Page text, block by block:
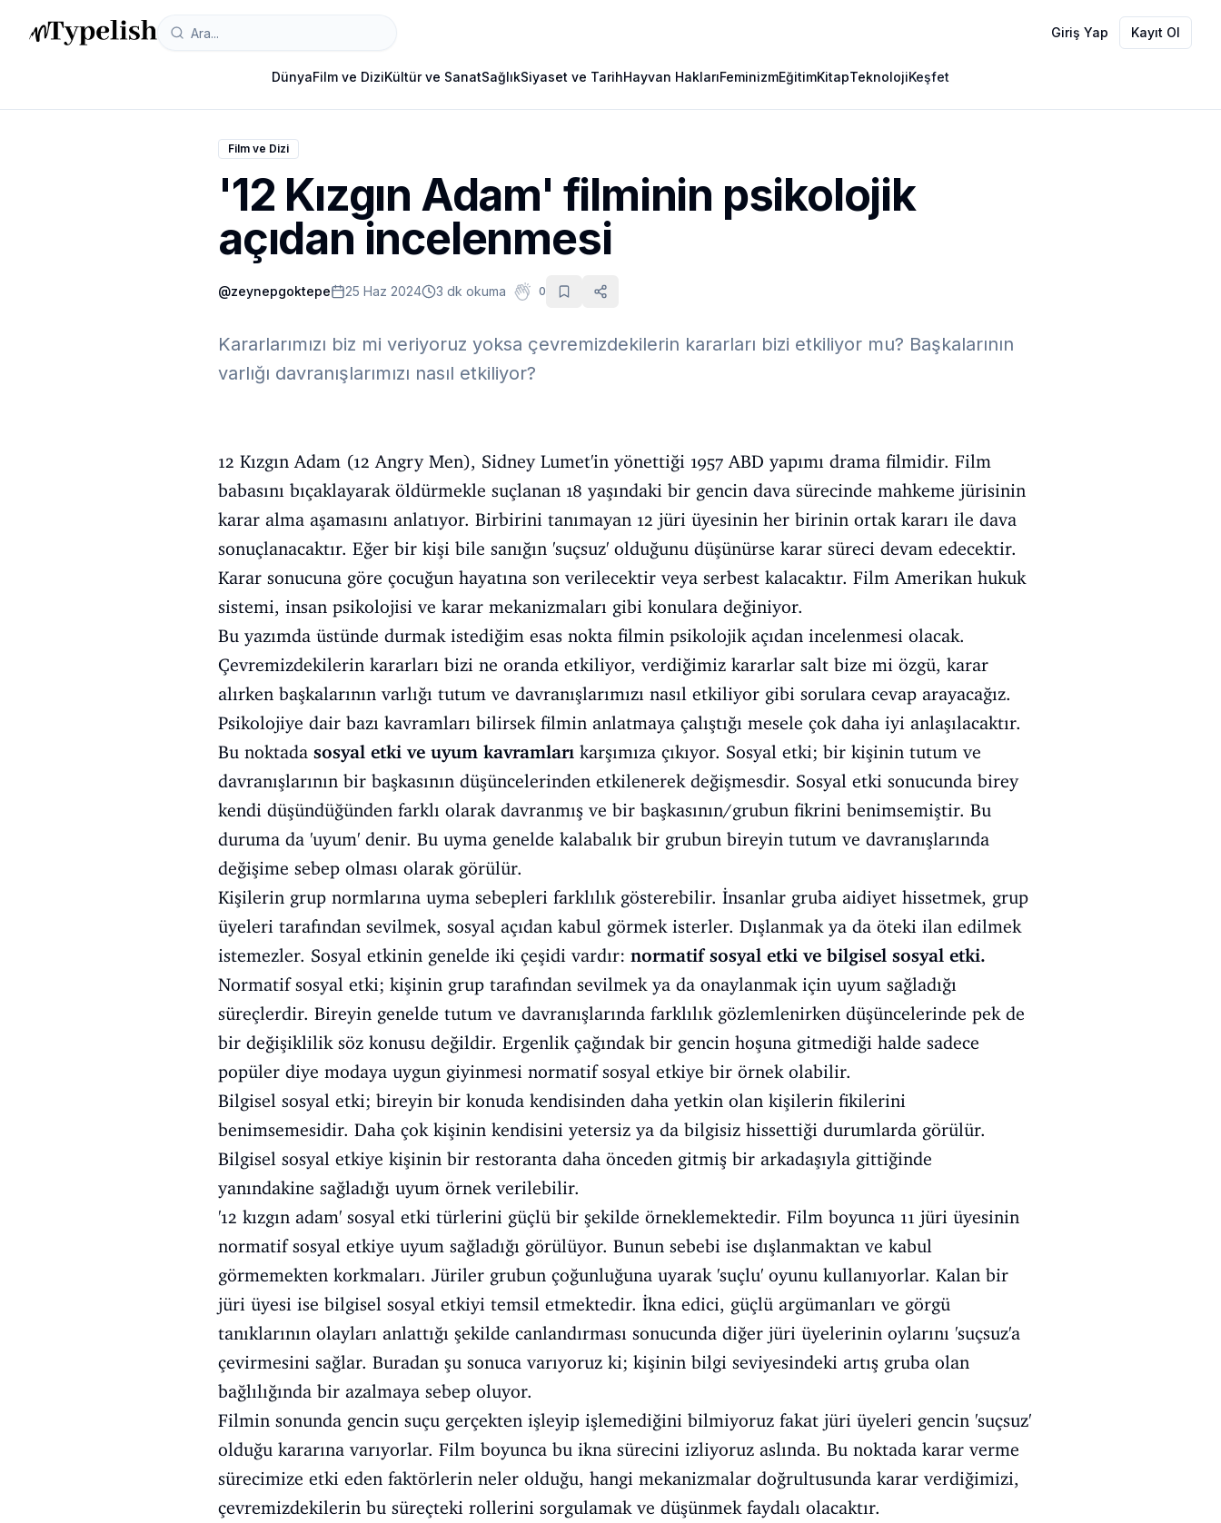
Giriş Yap Kayıt Ol
DünyaFilm ve DiziKültür ve SanatSağlıkSiyaset ve TarihHayvan HaklarıFeminizmEğitimKitapTeknolojiKeşfet
Film ve Dizi
'12 Kızgın Adam' filminin psikolojik
açıdan incelenmesi
@zeynepgoktepe 25 Haz 2024 3 dk okuma 0
Kararlarımızı biz mi veriyoruz yoksa çevremizdekilerin kararları bizi etkiliyor mu? Başkalarının
varlığı davranışlarımızı nasıl etkiliyor?
12 Kızgın Adam (12 Angry Men), Sidney Lumet'in yönettiği 1957 ABD yapımı drama filmidir. Film
babasını bıçaklayarak öldürmekle suçlanan 18 yaşındaki bir gencin dava sürecinde mahkeme jürisinin
karar alma aşamasını anlatıyor. Birbirini tanımayan 12 jüri üyesinin her birinin ortak kararı ile dava
sonuçlanacaktır. Eğer bir kişi bile sanığın 'suçsuz' olduğunu düşünürse karar süreci devam edecektir.
Karar sonucuna göre çocuğun hayatına son verilecektir veya serbest kalacaktır. Film Amerikan hukuk
sistemi, insan psikolojisi ve karar mekanizmaları gibi konulara değiniyor.
Bu yazımda üstünde durmak istediğim esas nokta filmin psikolojik açıdan incelenmesi olacak.
Çevremizdekilerin kararları bizi ne oranda etkiliyor, verdiğimiz kararlar salt bize mi özgü, karar
alırken başkalarının varlığı tutum ve davranışlarımızı nasıl etkiliyor gibi sorulara cevap arayacağız.
Psikolojiye dair bazı kavramları bilirsek filmin anlatmaya çalıştığı mesele çok daha iyi anlaşılacaktır.
Bu noktada sosyal etki ve uyum kavramları karşımıza çıkıyor. Sosyal etki; bir kişinin tutum ve
davranışlarının bir başkasının düşüncelerinden etkilenerek değişmesdir. Sosyal etki sonucunda birey
kendi düşündüğünden farklı olarak davranmış ve bir başkasının/grubun fikrini benimsemiştir. Bu
duruma da 'uyum' denir. Bu uyma genelde kalabalık bir grubun bireyin tutum ve davranışlarında
değişime sebep olması olarak görülür.
Kişilerin grup normlarına uyma sebepleri farklılık gösterebilir. İnsanlar gruba aidiyet hissetmek, grup
üyeleri tarafından sevilmek, sosyal açıdan kabul görmek isterler. Dışlanmak ya da öteki ilan edilmek
istemezler. Sosyal etkinin genelde iki çeşidi vardır: normatif sosyal etki ve bilgisel sosyal etki.
Normatif sosyal etki; kişinin grup tarafından sevilmek ya da onaylanmak için uyum sağladığı
süreçlerdir. Bireyin genelde tutum ve davranışlarında farklılık gözlemlenirken düşüncelerinde pek de
bir değişiklilik söz konusu değildir. Ergenlik çağındak bir gencin hoşuna gitmediği halde sadece
popüler diye modaya uygun giyinmesi normatif sosyal etkiye bir örnek olabilir.
Bilgisel sosyal etki; bireyin bir konuda kendisinden daha yetkin olan kişilerin fikilerini
benimsemesidir. Daha çok kişinin kendisini yetersiz ya da bilgisiz hissettiği durumlarda görülür.
Bilgisel sosyal etkiye kişinin bir restoranta daha önceden gitmiş bir arkadaşıyla gittiğinde
yanındakine sağladığı uyum örnek verilebilir.
'12 kızgın adam' sosyal etki türlerini güçlü bir şekilde örneklemektedir. Film boyunca 11 jüri üyesinin
normatif sosyal etkiye uyum sağladığı görülüyor. Bunun sebebi ise dışlanmaktan ve kabul
görmemekten korkmaları. Jüriler grubun çoğunluğuna uyarak 'suçlu' oyunu kullanıyorlar. Kalan bir
jüri üyesi ise bilgisel sosyal etkiyi temsil etmektedir. İkna edici, güçlü argümanları ve görgü
tanıklarının olayları anlattığı şekilde canlandırması sonucunda diğer jüri üyelerinin oylarını 'suçsuz'a
çevirmesini sağlar. Buradan şu sonuca varıyoruz ki; kişinin bilgi seviyesindeki artış gruba olan
bağlılığında bir azalmaya sebep oluyor.
Filmin sonunda gencin suçu gerçekten işleyip işlemediğini bilmiyoruz fakat jüri üyeleri gencin 'suçsuz'
olduğu kararına varıyorlar. Film boyunca bu ikna sürecini izliyoruz aslında. Bu noktada karar verme
sürecimize etki eden faktörlerin neler olduğu, hangi mekanizmalar doğrultusunda karar verdiğimizi,
çevremizdekilerin bu süreçteki rollerini sorgulamak ve düşünmek faydalı olacaktır.